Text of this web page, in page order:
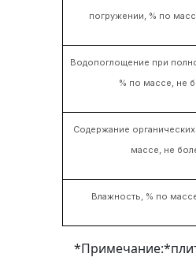
погружении, % по
Водопоглощение при
% по массе, не
Содержание
массе, не
Влажность, % по